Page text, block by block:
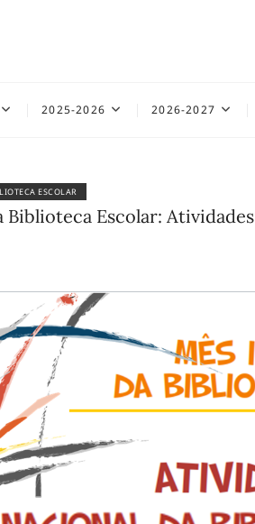
2025-2026 2026-2027
ESCOLAR
Biblioteca Escolar: Atividades